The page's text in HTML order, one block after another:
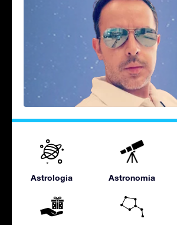
Astrologia Astronomia